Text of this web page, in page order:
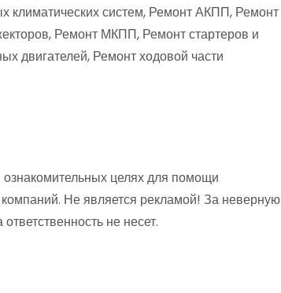
систем, Ремонт АКПП, Ремонт
Ремонт МКПП, Ремонт стартеров и
двигателей, Ремонт ходовой части
целях для помощи
Не является рекламой! За неверную
не несет.